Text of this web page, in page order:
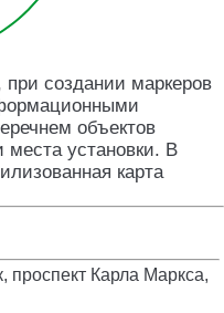
создании маркеров
объектов
места установки. В
карта
проспект Карла Маркса,